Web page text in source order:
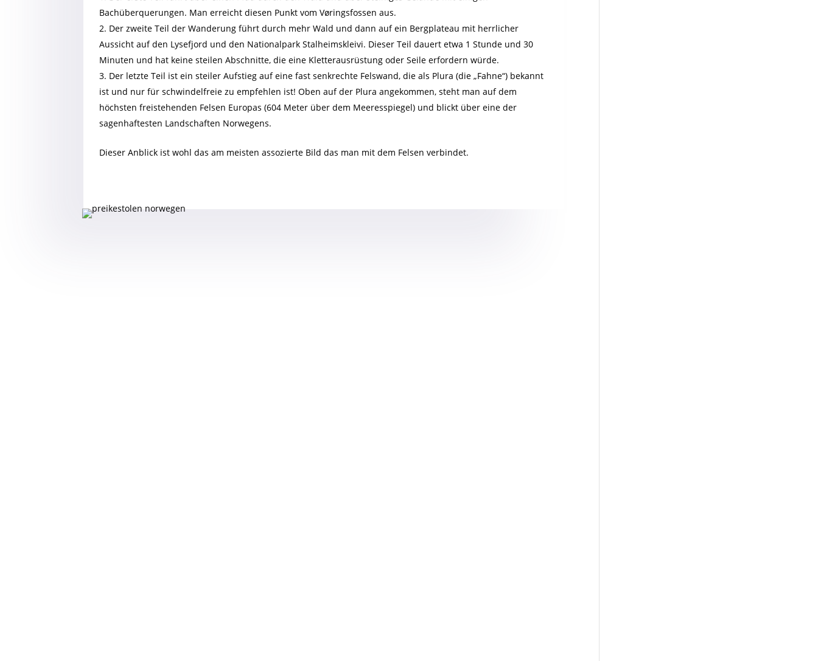
Bachüberquerungen. Man erreicht diesen Punkt vom Vøringsfossen aus.
Der zweite Teil der Wanderung führt durch mehr Wald und dann auf ein Bergplateau mit herrlicher
Aussicht auf den Lysefjord und den Nationalpark Stalheimskleivi. Dieser Teil dauert etwa 1 Stunde und 30
Minuten und hat keine steilen Abschnitte, die eine Kletterausrüstung oder Seile erfordern würde.
Der letzte Teil ist ein steiler Aufstieg auf eine fast senkrechte Felswand, die als Plura (die „Fahne“) bekannt
ist und nur für schwindelfreie zu empfehlen ist! Oben auf der Plura angekommen, steht man auf dem
höchsten freistehenden Felsen Europas (604 Meter über dem Meeresspiegel) und blickt über eine der
sagenhaftesten Landschaften Norwegens.
Dieser Anblick ist wohl das am meisten assozierte Bild das man mit dem Felsen verbindet.